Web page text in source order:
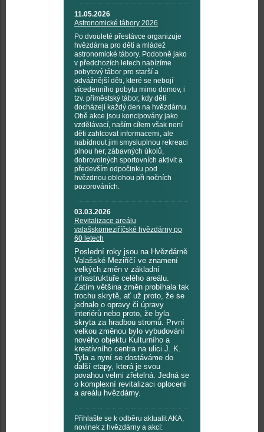
11.05.2026
Astronomické tábory 2026
Po dvouleté přestávce organizuje
hvězdárna pro děti a mládež
astronomické tábory. Podobně jako
v předchozích letech nabízíme
pobytový tábor pro starší a
odvážnější děti, které se nebojí
vícedenního pobytu mimo domov, i
tzv. příměstský tábor, kdy děti
docházejí každý den na hvězdárnu.
Obě akce jsou koncipovány jako
vzdělávací, naším cílem však není
děti zahlcovat informacemi, ale
nabídnout jim smysluplnou rekreaci
plnou her, zábavných úkolů,
dobrovolných sportovních aktivit a
především odpočinku pod
hvězdnou oblohou při nočních
pozorováních.
03.03.2026
Revitalizace areálu
valašskomeziříčské hvězdárny po
60 letech
Poslední roky jsou na Hvězdárně
Valašské Meziříčí ve znamení
velkých změn v základní
infrastruktuře celého areálu.
Zatím většina změn probíhala tak
trochu skrytě, ať už proto, že se
jednalo o opravy či úpravy
interiérů nebo proto, že byla
skryta za hradbou stromů. První
velkou změnou bylo vybudování
nového objektu Kulturního a
kreativního centra na ulici J. K.
Tyla a nyní se dostáváme do
další etapy, která je svou
povahou velmi zřetelná. Jedná se
o komplexní revitalizaci oplocení
a areálu hvězdárny.
Přihlašte se k odběru aktualit AKA,
novinek z hvězdárny a akcí: